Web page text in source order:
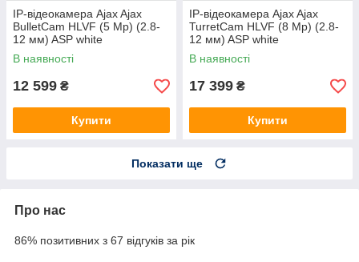
IP-відеокамера Ajax Ajax
BulletCam HLVF (5 Mp) (2.8-
12 мм) ASP white
В наявності
12 599 ₴
Купити
IP-відеокамера Ajax Ajax
TurretCam HLVF (8 Mp) (2.8-
12 мм) ASP white
В наявності
17 399 ₴
Купити
Показати ще
Про нас
86% позитивних з 67 відгуків за рік